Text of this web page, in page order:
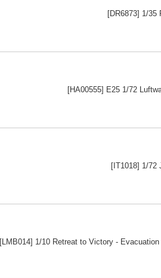
[DR6873] 1/35
[HA00555] E25 1/72
[IT1018] 1/72
[LMB014] 1/10 Retreat to Victory -